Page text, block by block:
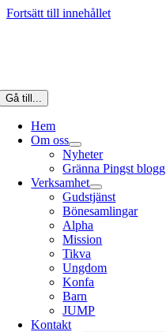
Fortsätt till innehållet
Gå till...
Hem
Om oss
Nyheter
Gränna Pingst blogg
Verksamhet
Gudstjänst
Bönesamlingar
Alpha
Mission
Tikva
Ungdom
Konfa
Barn
JUMP
Kontakt